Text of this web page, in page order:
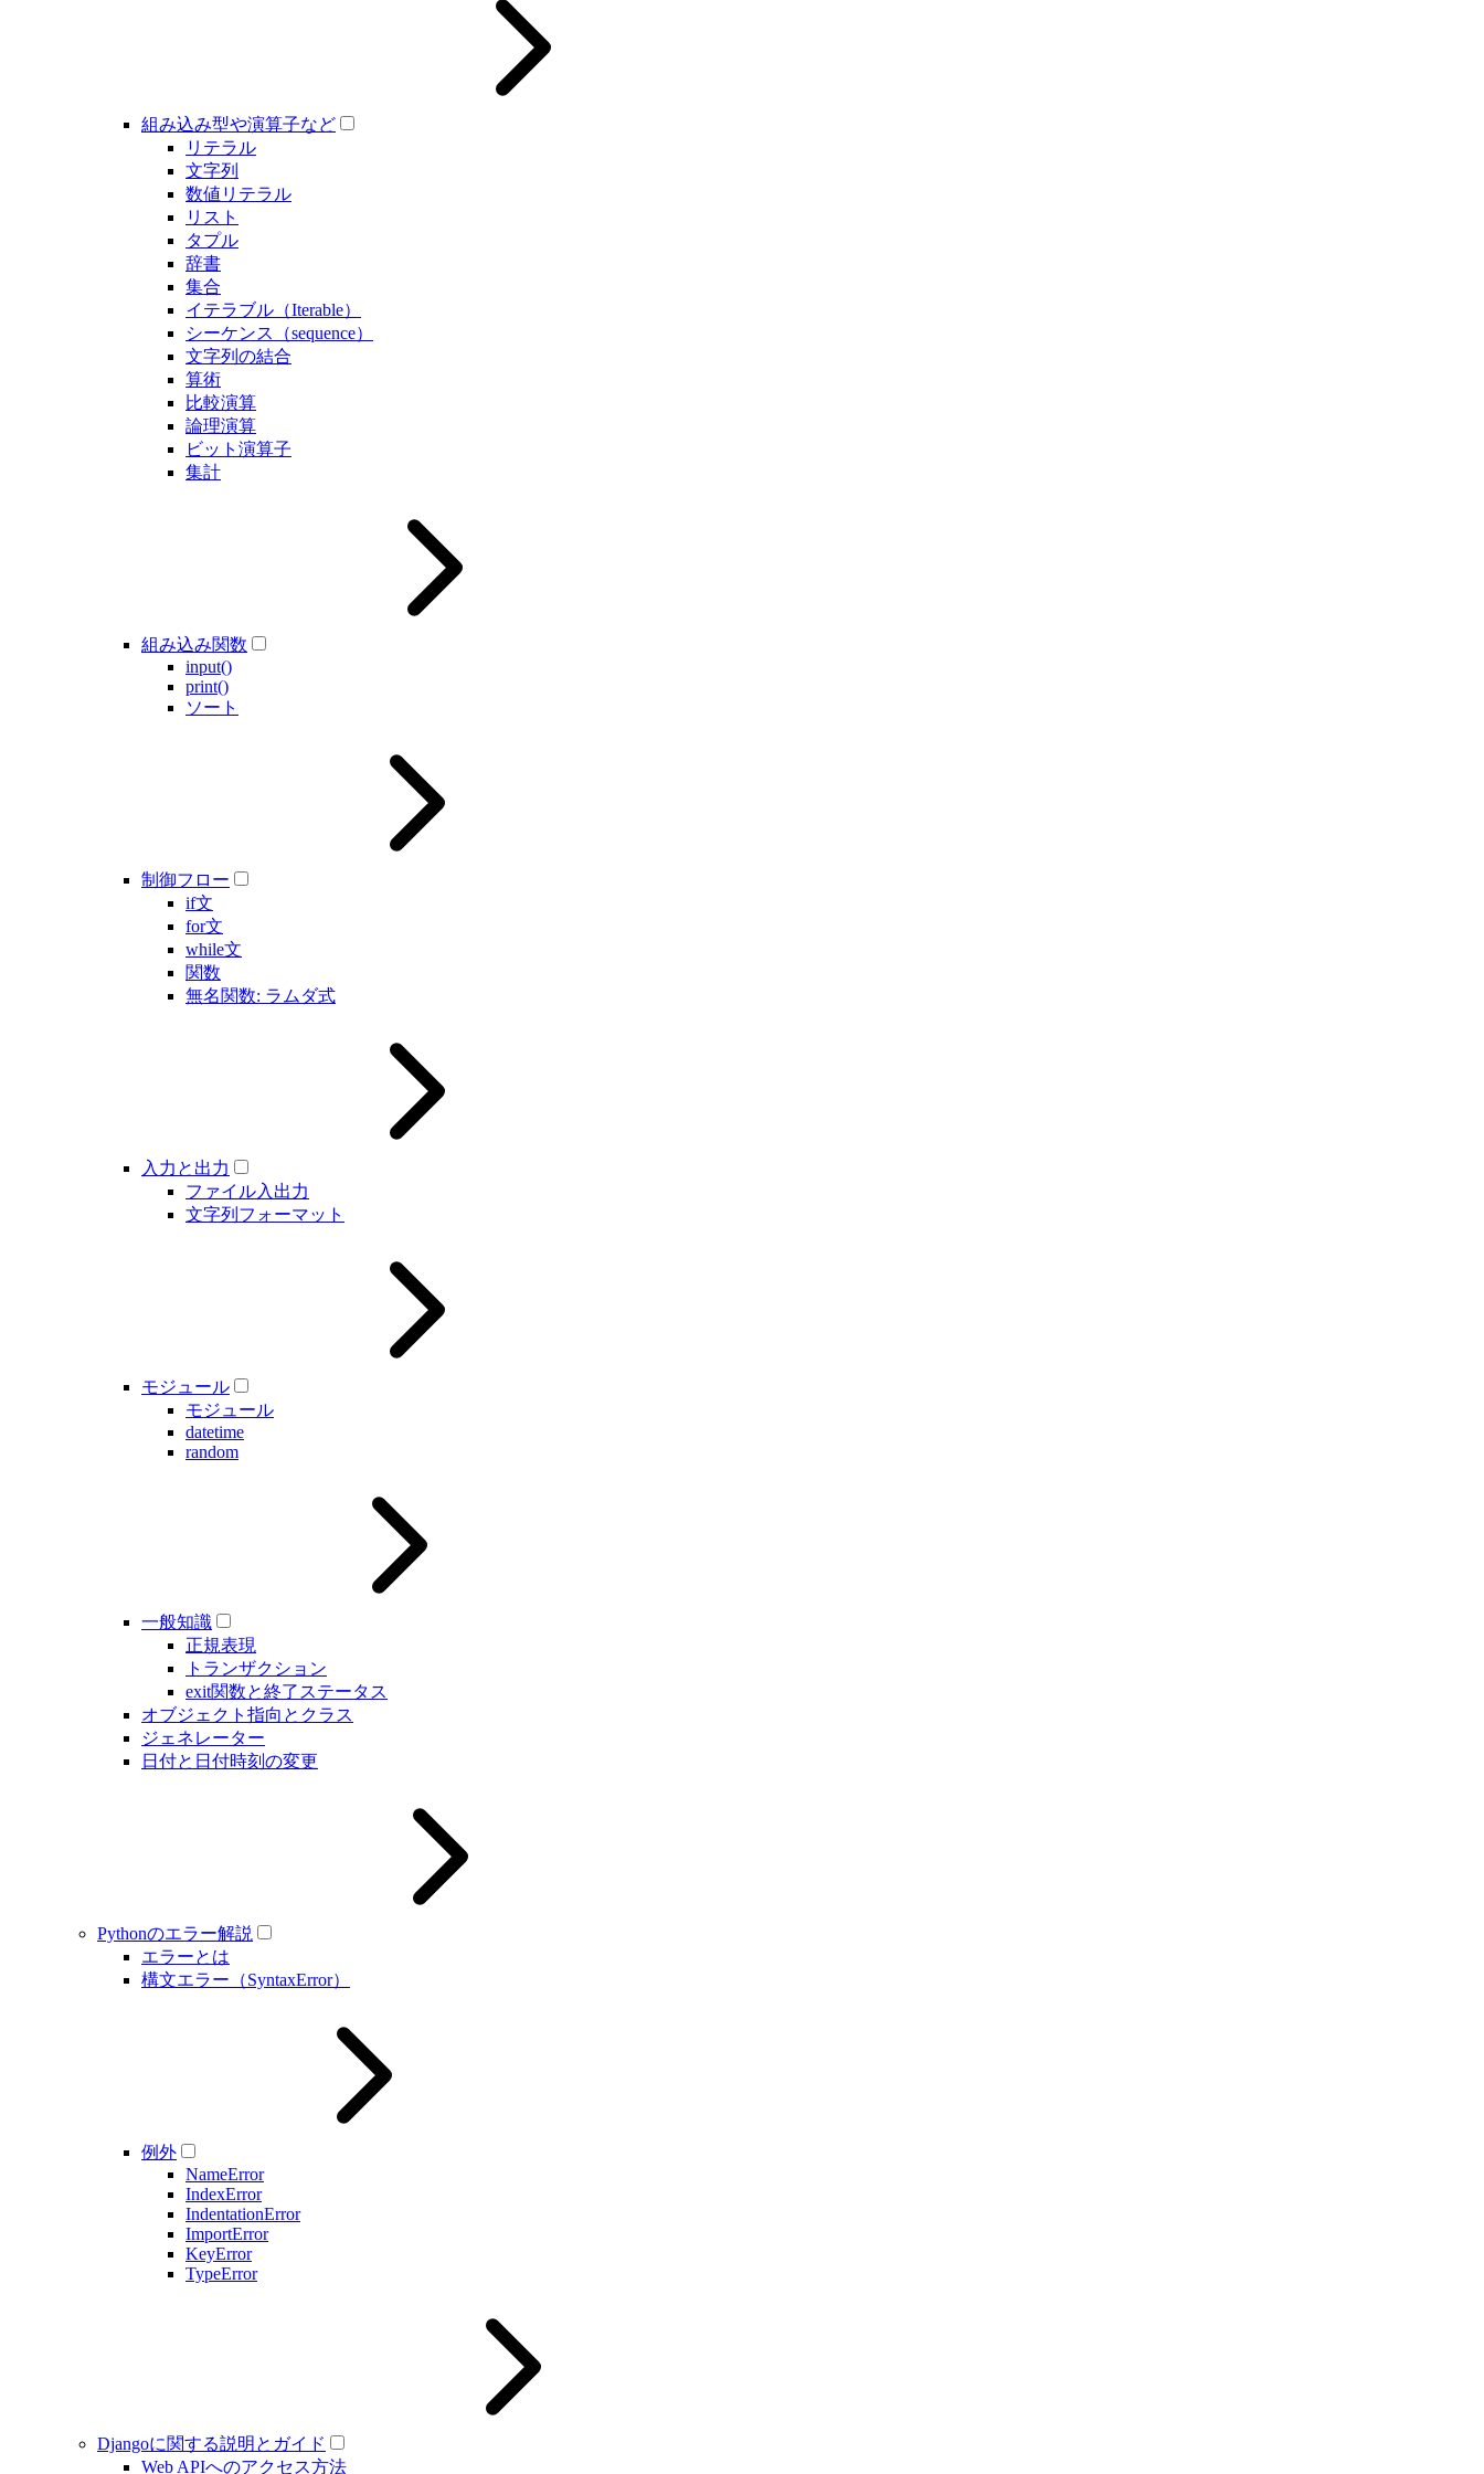
組み込み型や演算子など
リテラル
文字列
数値リテラル
リスト
タプル
辞書
集合
イテラブル（Iterable）
シーケンス（sequence）
文字列の結合
算術
比較演算
論理演算
ビット演算子
集計
組み込み関数
input()
print()
ソート
制御フロー
if文
for文
while文
関数
無名関数: ラムダ式
入力と出力
ファイル入出力
文字列フォーマット
モジュール
モジュール
datetime
random
一般知識
正規表現
トランザクション
exit関数と終了ステータス
オブジェクト指向とクラス
ジェネレーター
日付と日付時刻の変更
Pythonのエラー解説
エラーとは
構文エラー（SyntaxError）
例外
NameError
IndexError
IndentationError
ImportError
KeyError
TypeError
Djangoに関する説明とガイド
Web APIへのアクセス方法